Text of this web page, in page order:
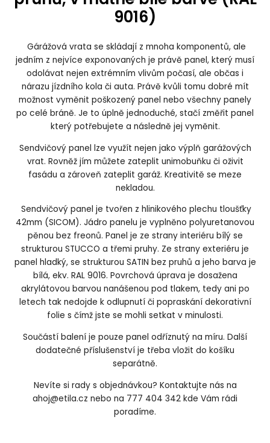
9016)
Gárážová vrata se skládají z mnoha komponentů, ale
jedním z nejvíce exponovaných je právě panel, který musí
odolávat nejen extrémním vlivům počasí, ale občas i
nárazu jízdního kola či auta. Právě kvůli tomu dobré mít
možnost vyměnit poškozený panel nebo všechny panely
po celé bráně. Je to úplně jednoduché, stačí změřit panel
který potřebujete a následně jej vyměnit.
Sendvičový panel lze využít nejen jako výplň garážových
vrat. Rovněž jím můžete zateplit unimobuňku či oživit
fasádu a zároveň zateplit garáž. Kreativitě se meze
nekladou.
Sendvičový panel je tvořen z hlinikového plechu tloušťky
42mm (SICOM). Jádro panelu je vyplněno polyuretanovou
pěnou bez freonů. Panel je ze strany interiéru bílý se
strukturou STUCCO a třemi pruhy. Ze strany exteriéru je
panel hladký, se strukturou SATIN bez pruhů a jeho barva je
bílá, ekv. RAL 9016. Povrchová úprava je dosažena
akrylátovou barvou nanášenou pod tlakem, tedy ani po
letech tak nedojde k odlupnutí či popraskání dekorativní
folie s čímž jste se mohli setkat v minulosti.
Součástí balení je pouze panel odříznutý na míru. Další
dodatečné příslušenství je třeba vložit do košíku
separátně.
Nevíte si rady s objednávkou? Kontaktujte nás na
ahoj@etila.cz nebo na 777 404 342 kde Vám rádi
poradíme.